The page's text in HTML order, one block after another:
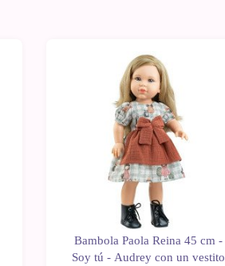
Bambola Paola Reina 45 cm -
Soy tú - Audrey con un vestito